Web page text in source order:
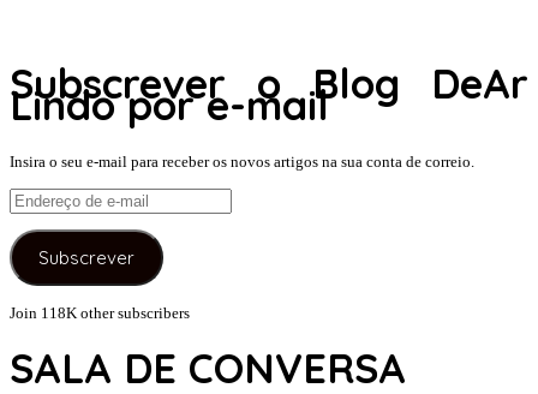
Subscrever o Blog DeAr
Lindo por e-mail
Insira o seu e-mail para receber os novos artigos na sua conta de correio.
Endereço
de
e-
mail
Subscrever
Join 118K other subscribers
SALA DE CONVERSA